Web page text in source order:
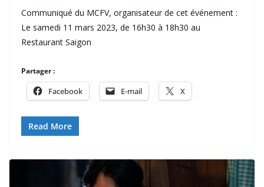
Communiqué du MCFV, organisateur de cet événement :
Le samedi 11 mars 2023, de 16h30 à 18h30 au
Restaurant Saigon
Partager :
Facebook E-mail X
Read More